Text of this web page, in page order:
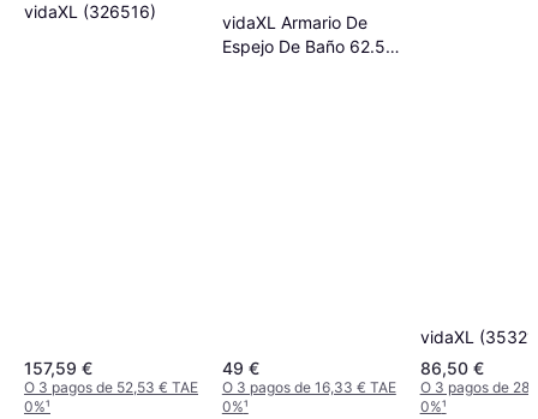
vidaXL (326516)
157,59 €
O 3 pagos de 52,53 € TAE
0%¹
vidaXL Armario De
Espejo De Baño 62.5 x
49 €
O 3 pagos de 16,33 € TAE
0%¹
vidaXL
86,50 €
O 3 pagos de
0%¹